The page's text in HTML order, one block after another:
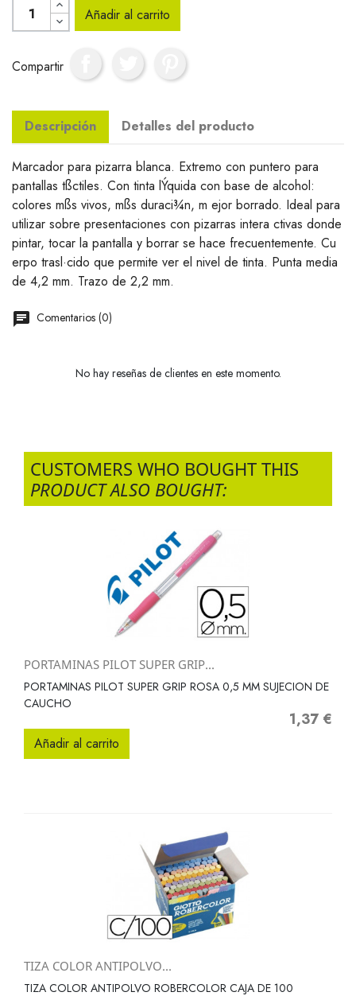
Añadir al carrito
Compartir
Descripción Detalles del producto
Marcador para pizarra blanca. Extremo con puntero para
pantallas tßctiles. Con tinta lÝquida con base de alcohol:
colores mßs vivos, mßs duraci¾n, m ejor borrado. Ideal para
utilizar sobre presentaciones con pizarras intera ctivas donde
pintar, tocar la pantalla y borrar se hace frecuentemente. Cu
erpo trasl·cido que permite ver el nivel de tinta. Punta media
de 4,2 mm. Trazo de 2,2 mm.
Comentarios (0)
No hay reseñas de clientes en este momento.
CUSTOMERS WHO BOUGHT THIS
PRODUCT ALSO BOUGHT:
PORTAMINAS PILOT SUPER GRIP...
PORTAMINAS PILOT SUPER GRIP ROSA 0,5 MM SUJECION DE
CAUCHO
Precio
1,37 €
Añadir al carrito
TIZA COLOR ANTIPOLVO...
TIZA COLOR ANTIPOLVO ROBERCOLOR CAJA DE 100